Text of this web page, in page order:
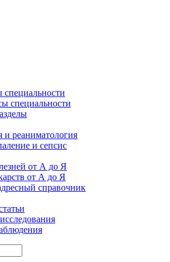
специальности
и реаниматология
и сепсис
от А до Я
от А до Я
справочник